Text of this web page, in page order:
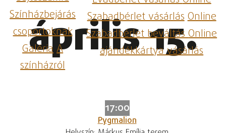
Színházbejárás
csoportoknak
GalériaA
színházról
Szabadbérlet vásárlásOnline
Szabadbérlet beváltásOnline
ajándékkártya vásárlás
április 15.
17:00
Pygmalion